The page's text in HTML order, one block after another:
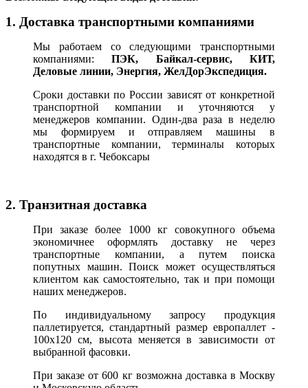
1. Доставка транспортными компаниями
Мы работаем со следующими транспортными
компаниями:ПЭК, Байкал-сервис, КИТ,
Деловые линии, Энергия, ЖелДорЭкспедиция.
Сроки доставки по России зависят от конкретной
транспортной компании и уточняются у
менеджеров компании. Один-два раза в неделю
мы формируем и отправляем машины в
транспортные компании, терминалы которых
находятся в г. Чебоксары
2. Транзитная доставка
При заказе более 1000 кг совокупного объема
экономичнее оформлять доставку не через
транспортные компании, а путем поиска
попутных машин. Поиск может осуществляться
клиентом как самостоятельно, так и при помощи
наших менеджеров.
По индивидуальному запросу продукция
паллетируется, стандартный размер европаллет -
100х120 см, высота меняется в зависимости от
выбранной фасовки.
При заказе от 600 кг возможна доставка в Москву